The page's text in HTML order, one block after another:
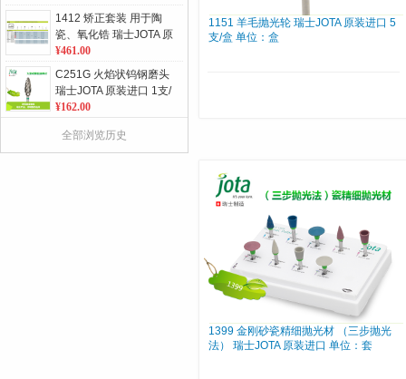
1412 矫正套装 用于陶
瓷、氧化锆 瑞士JOTA 原
装进口 单位：套
¥461.00
C251G 火焰状钨钢磨头
瑞士JOTA 原装进口 1支/
板 单位：板
¥162.00
859L 修长羽状邻面车针
全部浏览历史
1151 羊毛抛光轮 瑞士JOTA 原装进口 5
支/盒 单位：盒
1399 金刚砂瓷精细抛光材 （三步抛光
法） 瑞士JOTA 原装进口 单位：套